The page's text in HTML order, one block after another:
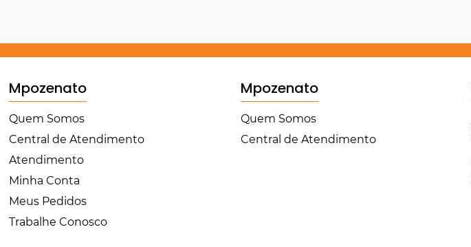
Mpozenato
Quem Somos
Central de Atendimento
Atendimento
Minha Conta
Meus Pedidos
Trabalhe Conosco
Mpozenato
Quem Somos
Central de Atendimento